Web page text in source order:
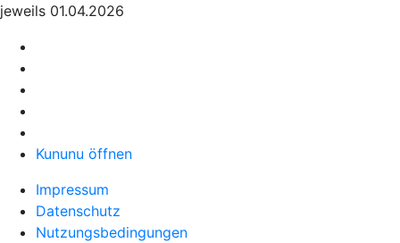
jeweils 01.04.2026
Kununu öffnen
Impressum
Datenschutz
Nutzungsbedingungen